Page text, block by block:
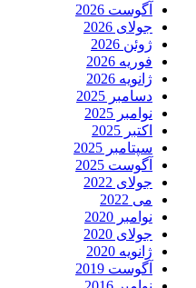
آگوست 2026
جولای 2026
ژوئن 2026
فوریه 2026
ژانویه 2026
دسامبر 2025
نوامبر 2025
اکتبر 2025
سپتامبر 2025
آگوست 2025
جولای 2022
می 2022
نوامبر 2020
جولای 2020
ژانویه 2020
آگوست 2019